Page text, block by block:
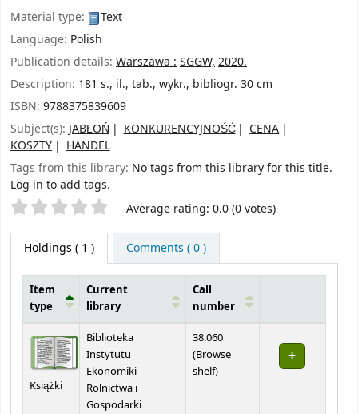
Material type:
Text
Language: Polish
Publication details: Warszawa :SGGW,2020.
Description: 181 s., il., tab., wykr., bibliogr. 30 cm
ISBN: 9788375839609
Subject(s): JABŁOŃ KONKURENCYJNOŚĆ
CENA
KOSZTY
HANDEL
Tags from this library: No tags from this library for this title.
Log in to add tags.
Star ratings Average rating: 0.0 (0 votes)
Holdings ( 1 ) Comments ( 0 )
Item
type
Current
library
Call
number
Książki
Biblioteka
Instytutu
Ekonomiki
Rolnictwa i
Gospodarki
38.060
(Browse
shelf(Opens below)
)